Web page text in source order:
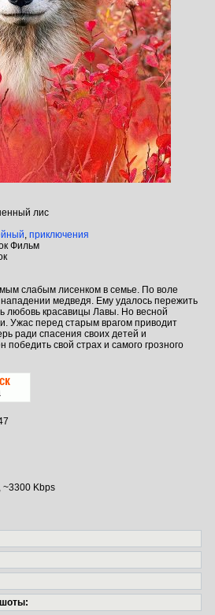
лис
, приключения
Фильм
слабым лисенком в семье. По воле
медведя. Ему удалось пережить
любовь красавицы Лавы. Но весной
Ужас перед старым врагом приводит
ради спасения своих детей и
свой страх и самого грозного
~3300 Kbps